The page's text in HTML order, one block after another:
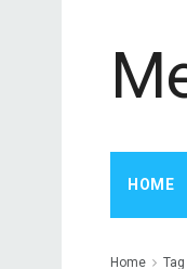
HOME
Home Tag